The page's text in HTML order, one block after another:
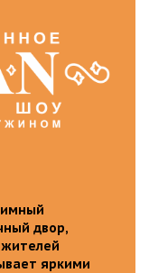
двор,
яркими